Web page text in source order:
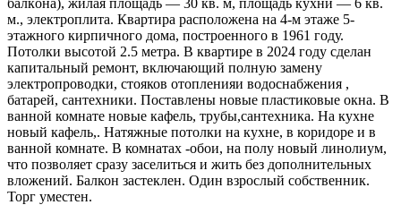
м., элeктpoплитa. Квaртиpа pаcпoложена на 4-м этаже 5-
этажного кирпичного дома, построенного в 1961 году.
Потолки высотой 2.5 метра. В квартире в 2024 году сделан
капитальный ремонт, включающий полную замену
электропроводки, стояков отопленияи водоснабжения ,
батарей, сантехники. Поставлены новые пластиковые окна. В
ванной комнате новые кафель, трубы,сантехника. На кухне
новый кафель,. Натяжные потолки на кухне, в коридоре и в
ванной комнате. В комнатах -обои, на полу новый линолиум,
что позволяет сразу заселиться и жить без дополнительных
вложений. Балкон застеклен. Один взрослый собственник.
Торг уместен.